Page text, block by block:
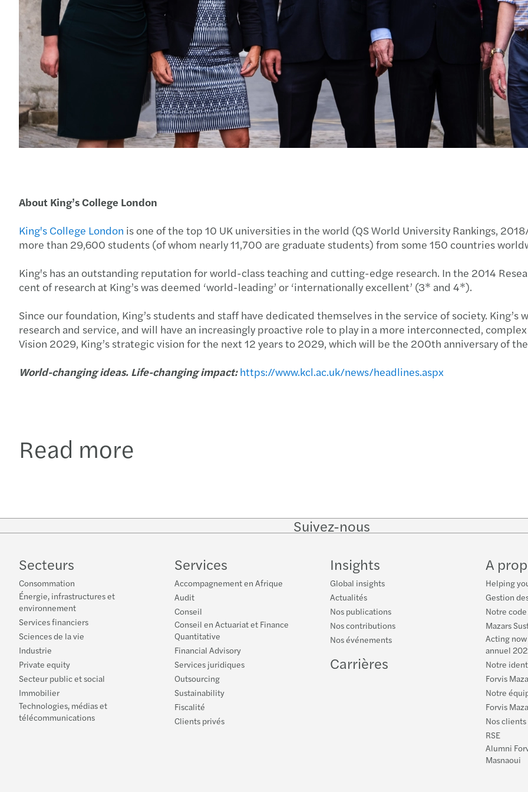
Suivi
Petit
Note
Les
About King’s College London
King's College London is one of the top 10 UK universities in the world (QS World University Rankings,
more than 29,600 students (of whom nearly 11,700 are graduate students) from some 150 countries
King's has an outstanding reputation for world-class teaching and cutting-edge research. In the 2014
cent of research at King’s was deemed ‘world-leading’ or ‘internationally excellent’ (3* and 4*).
Since our foundation, King’s students and staff have dedicated themselves in the service of society.
research and service, and will have an increasingly proactive role to play in a more interconnected,
Vision 2029, King’s strategic vision for the next 12 years to 2029, which will be the 200th anniversary of
World-changing ideas. Life-changing impact:https://www.kcl.ac.uk/news/headlines.aspx
Read more
Suivez-nous
on
on
Facebook
on
Secteurs
Consommation
Énergie, infrastructures et
environnement
Services financiers
Sciences de la vie
Industrie
Private equity
Secteur public et social
Immobilier
Technologies, médias et
télécommunications
Services
Accompagnement en Afrique
Audit
Conseil
Conseil en Actuariat et Finance
Quantitative
Financial Advisory
Services juridiques
Outsourcing
Sustainability
Fiscalité
Clients privés
Insights
Global insights
Actualités
Nos publications
Nos contributions
Nos événements
Carrières
A
Helping
Gestion
Notre
Mazars
Acting now
annuel
Notre
Forvis
Notre
Forvis
Nos clients
RSE
Alumni
Masnaoui